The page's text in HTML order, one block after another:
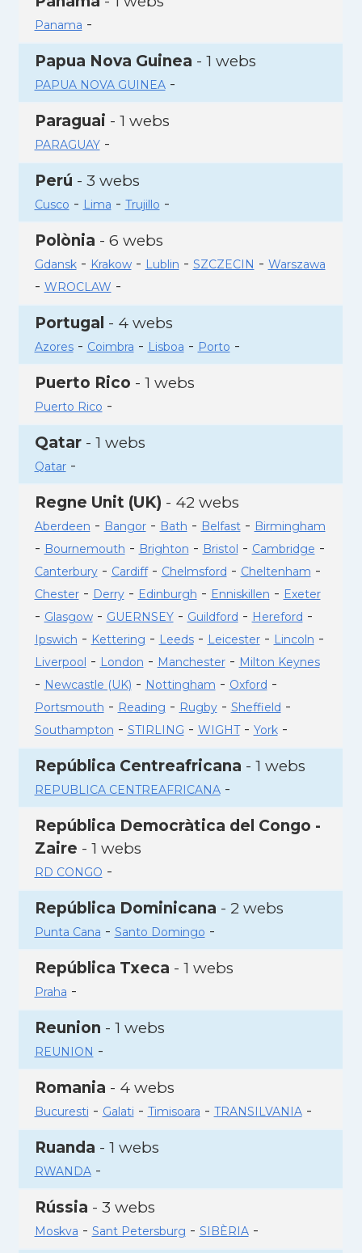
Panama -
Papua Nova Guinea - 1 webs
PAPUA NOVA GUINEA-
Paraguai - 1 webs
PARAGUAY-
Perú - 3 webs
Cusco - Lima - Trujillo -
Polònia - 6 webs
Gdansk- Krakow- Lublin - SZCZECIN - Warszawa
- WROCLAW -
Portugal - 4 webs
Azores- Coimbra - Lisboa - Porto -
Puerto Rico - 1 webs
Puerto Rico -
Qatar- 1 webs
Qatar-
Regne Unit (UK) - 42 webs
Aberdeen - Bangor- Bath - Belfast- Birmingham
- Bournemouth - Brighton - Bristol - Cambridge -
Canterbury- Cardiff- Chelmsford - Cheltenham -
Chester- Derry- Edinburgh - Enniskillen - Exeter
- Glasgow- GUERNSEY- Guildford - Hereford -
Ipswich - Kettering - Leeds- Leicester- Lincoln -
Liverpool - London - Manchester- Milton Keynes
- Newcastle (UK) - Nottingham - Oxford -
Portsmouth - Reading - Rugby- Sheffield -
Southampton - STIRLING - WIGHT- York-
República Centreafricana - 1 webs
REPUBLICA CENTREAFRICANA-
República Democràtica del Congo -
Zaire - 1 webs
RD CONGO -
República Dominicana - 2 webs
Punta Cana - Santo Domingo -
República Txeca - 1 webs
Praha -
Reunion - 1 webs
REUNION -
Romania - 4 webs
Bucuresti - Galati - Timisoara - TRANSILVANIA-
Ruanda - 1 webs
RWANDA-
Rússia - 3 webs
Moskva - Sant Petersburg - SIBÈRIA-